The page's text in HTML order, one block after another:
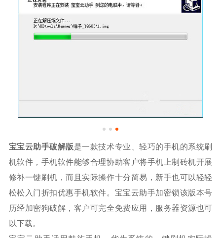
宝宝云助手破解版是一款技术专业、轻巧的手机的系统刷
机软件，手机软件能够合理协助客户将手机上制砖机开展
修补一键刷机，而且实际操作十分简易，新手也可以轻轻
松松入门折扣优惠手机软件。宝宝云助手加密锁该版本号
历经加密狗破解，客户可完全免费应用，服务器资源也可
以下载。